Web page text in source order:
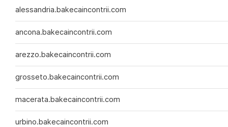
lingua appassionati, fino ad arrivare
Siamo estremamente disponibili e
freddezza. Questo annuncio è rivolto
l’altra… insieme, fino a quando il tuo
metterci di nuovo in ginocchio e
alessandria.bakecaincontrii.com
ancona.bakecaincontrii.com
arezzo.bakecaincontrii.com
grosseto.bakecaincontrii.com
macerata.bakecaincontrii.com
urbino.bakecaincontrii.com